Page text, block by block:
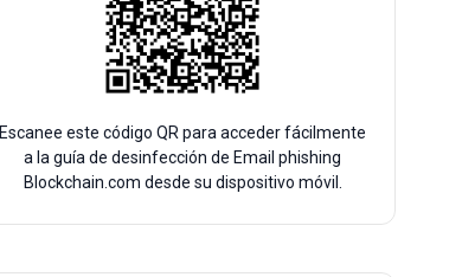
Escanee este código QR para acceder fácilmente
a la guía de desinfección de Email phishing
Blockchain.com desde su dispositivo móvil.